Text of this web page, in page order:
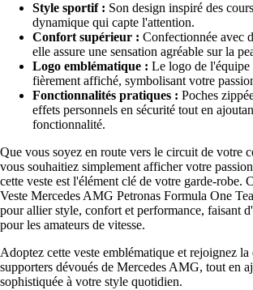
Style sportif : Son design inspiré des
dynamique qui capte l'attention.
Confort supérieur : Confectionnée avec
elle assure une sensation agréable sur la
Logo emblématique : Le logo de
fièrement affiché, symbolisant votre
Fonctionnalités pratiques : Poches
effets personnels en sécurité tout en
fonctionnalité.
Que vous soyez en route vers le circuit de votre
vous souhaitiez simplement afficher votre
cette veste est l'élément clé de votre garde-robe.
Veste Mercedes AMG Petronas Formula One
pour allier style, confort et performance, faisant
pour les amateurs de vitesse.
Adoptez cette veste emblématique et rejoignez la
supporters dévoués de Mercedes AMG, tout en
sophistiquée à votre style quotidien.